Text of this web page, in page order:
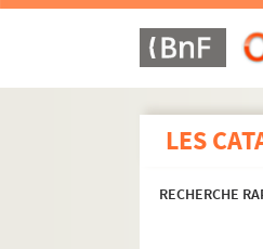
LES
RECHERCHE